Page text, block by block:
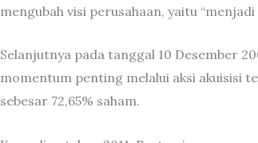
mengubah visi perusahaan, yaitu
Selanjutnya pada tanggal 10 Desember
momentum penting melalui aksi akuisisi
sebesar 72,65% saham.